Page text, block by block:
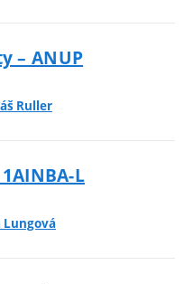
– ANUP
Ruller
L
Lungová